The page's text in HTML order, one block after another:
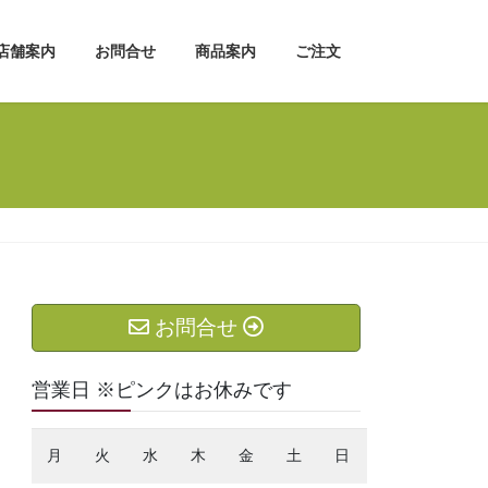
舗案内 お問合せ 商品案内 ご注文
お問合せ
営業日 ※ピンクはお休みです
月 火 水 木 金 土 日